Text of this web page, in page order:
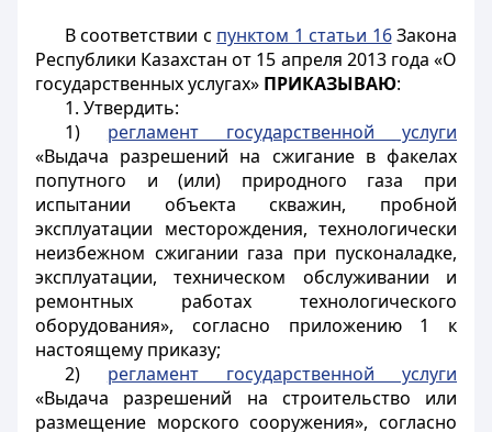
В соответствии с пунктом 1 статьи 16Закона
Республики Казахстан от 15 апреля 2013 года «О
государственных услугах» ПРИКАЗЫВАЮ:
1. Утвердить:
1) регламент государственной услуги
«Выдача разрешений на сжигание в факелах
попутного и (или) природного газа при
испытании объекта скважин, пробной
эксплуатации месторождения, технологически
неизбежном сжигании газа при пусконаладке,
эксплуатации, техническом обслуживании и
ремонтных работах технологического
оборудования», согласно приложению 1 к
настоящему приказу;
2) регламент государственной услуги
«Выдача разрешений на строительство или
размещение морского сооружения», согласно